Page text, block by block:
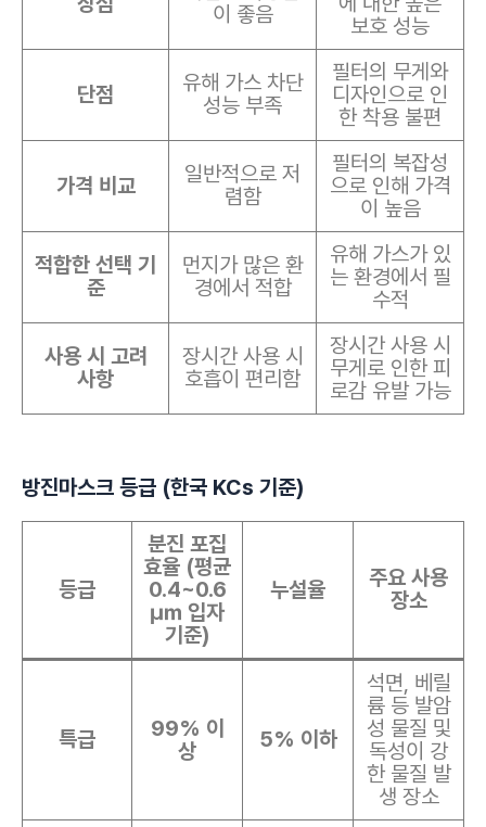
이 좋음
보호 성능
단점
유해 가스 차단
성능 부족
필터의 무게와
디자인으로 인
한 착용 불편
가격 비교
일반적으로 저
렴함
필터의 복잡성
으로 인해 가격
이 높음
적합한 선택 기
준
먼지가 많은 환
경에서 적합
유해 가스가 있
는 환경에서 필
수적
사용 시 고려
사항
장시간 사용 시
호흡이 편리함
장시간 사용 시
무게로 인한 피
로감 유발 가능
방진마스크 등급 (한국 KCs 기준)
등급
분진 포집
효율 (평균
0.4~0.6
㎛ 입자
기준)
누설율
주요 사용
장소
특급
99% 이
상
5% 이하
석면, 베릴
륨 등 발암
성 물질 및
독성이 강
한 물질 발
생 장소